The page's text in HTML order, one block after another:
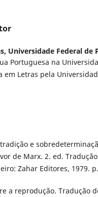
Universidade Federal de
Portuguesa na
em Letras pela
e
de Marx. 2. ed.
Zahar Editores, 1979.
a reprodução. Tradução